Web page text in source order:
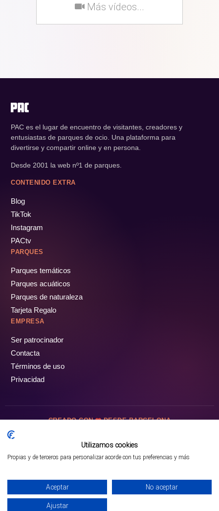
Mejor opción en SATOORDAY
Más vídeos...
PAC es el lugar de encuentro de visitantes, creadores y
entusiastas de parques de ocio. Una plataforma para
divertirse y compartir online y en persona.
Desde 2001 la web nº1 de parques.
CONTENIDO EXTRA
Blog
TikTok
Instagram
PACtv
PARQUES
Parques temáticos
Parques acuáticos
Parques de naturaleza
Tarjeta Regalo
EMPRESA
Ser patrocinador
Contacta
Términos de uso
Privacidad
CREADO CON DESDE BARCELONA
Utilizamos cookies
Propias y de terceros para personalizar acorde con tus preferencias y más
Aceptar No aceptar
Ajustar